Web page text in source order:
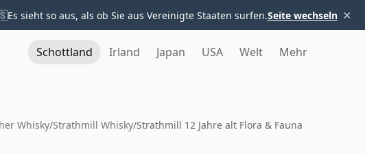
Es sieht so aus, als ob Sie aus Vereinigte Staaten surfen.Seite wechseln ×
Schottland Irland Japan USA Welt Mehr
Whisky/Strathmill Whisky/Strathmill 12 Jahre alt Flora & Fauna